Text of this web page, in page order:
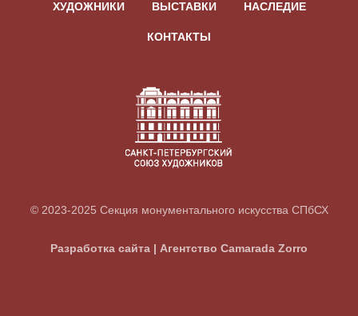
ХУДОЖНИКИ ВЫСТАВКИ НАСЛЕДИЕ
КОНТАКТЫ
© 2023-2025 Секция монументального искусства СПбСХ
Разработка сайта | Агентство Camarada Zorro